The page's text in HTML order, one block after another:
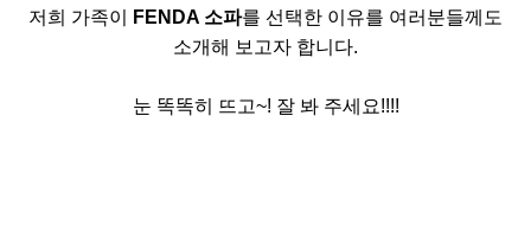
저희 가족이
FENDA 소파를 선택한 이유를 여러분들께도
소개해 보고자 합니다.
눈 똑똑히 뜨고~! 잘 봐 주세요!!!!